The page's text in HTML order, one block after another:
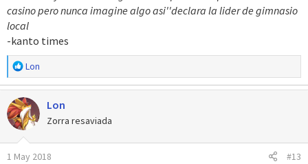
casino pero nunca imagine algo asi''declara la lider de gimnasio
local
-kanto times
R
e
a
c
c
i
o
n
Lon
Lon
Zorra resaviada
1 May 2018 #13